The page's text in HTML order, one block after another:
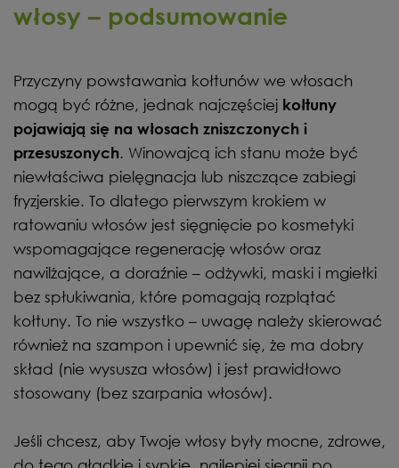
włosy – podsumowanie
Przyczyny powstawania kołtunów we włosach
mogą być różne, jednak najczęściej kołtuny
pojawiają się na włosach zniszczonych i
przesuszonych. Winowajcą ich stanu może być
niewłaściwa pielęgnacja lub niszczące zabiegi
fryzjerskie. To dlatego pierwszym krokiem w
ratowaniu włosów jest sięgnięcie po kosmetyki
wspomagające regenerację włosów oraz
nawilżające, a doraźnie – odżywki, maski i mgiełki
bez spłukiwania, które pomagają rozplątać
kołtuny. To nie wszystko – uwagę należy skierować
również na szampon i upewnić się, że ma dobry
skład (nie wysusza włosów) i jest prawidłowo
stosowany (bez szarpania włosów).
Jeśli chcesz, aby Twoje włosy były mocne, zdrowe,